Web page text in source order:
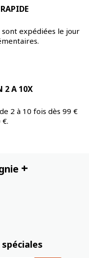
sont expédiées le jour
2 A 10X
2 à 10 fois dès 99 €
+